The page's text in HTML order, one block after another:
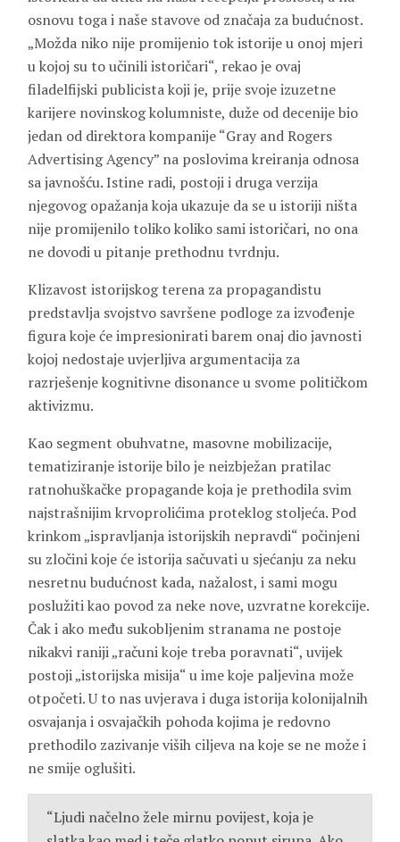
osnovu toga i naše stavove od značaja za budućnost.
„Možda niko nije promijenio tok istorije u onoj mjeri
u kojoj su to učinili istoričari“, rekao je ovaj
filadelfijski publicista koji je, prije svoje izuzetne
karijere novinskog kolumniste, duže od decenije bio
jedan od direktora kompanije “Gray and Rogers
Advertising Agency” na poslovima kreiranja odnosa
sa javnošću. Istine radi, postoji i druga verzija
njegovog opažanja koja ukazuje da se u istoriji ništa
nije promijenilo toliko koliko sami istoričari, no ona
ne dovodi u pitanje prethodnu tvrdnju.
Klizavost istorijskog terena za propagandistu
predstavlja svojstvo savršene podloge za izvođenje
figura koje će impresionirati barem onaj dio javnosti
kojoj nedostaje uvjerljiva argumentacija za
razrješenje kognitivne disonance u svome političkom
aktivizmu.
Kao segment obuhvatne, masovne mobilizacije,
tematiziranje istorije bilo je neizbježan pratilac
ratnohuškačke propagande koja je prethodila svim
najstrašnijim krvoprolićima proteklog stoljeća. Pod
krinkom „ispravljanja istorijskih nepravdi“ počinjeni
su zločini koje će istorija sačuvati u sjećanju za neku
nesretnu budućnost kada, nažalost, i sami mogu
poslužiti kao povod za neke nove, uzvratne korekcije.
Čak i ako među sukobljenim stranama ne postoje
nikakvi raniji „računi koje treba poravnati“, uvijek
postoji „istorijska misija“ u ime koje paljevina može
otpočeti. U to nas uvjerava i duga istorija kolonijalnih
osvajanja i osvajačkih pohoda kojima je redovno
prethodilo zazivanje viših ciljeva na koje se ne može i
ne smije oglušiti.
“Ljudi načelno žele mirnu povijest, koja je